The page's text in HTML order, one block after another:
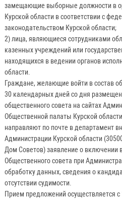
замещающие выборные должности в
Курской области в соответствии с
законодательством Курской области;
2) лица, являющиеся сотрудниками
казенных учреждений или
находящихся в ведении органов
области.
Граждане, желающие войти в состав
30 календарных дней со дня
общественного совета на сайтах
Общественной палаты Курской
направляют по почте в департамент
Администрации Курской области
Дом Советов) заявление о включении
Общественного совета при
обработку данных, сведения о
отсутствии судимости.
Прием предложений осуществляется